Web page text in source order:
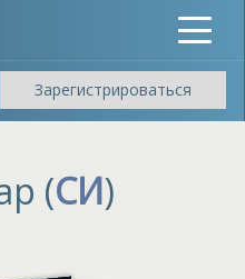
Toggle
Зарегистрироваться
(СИ)